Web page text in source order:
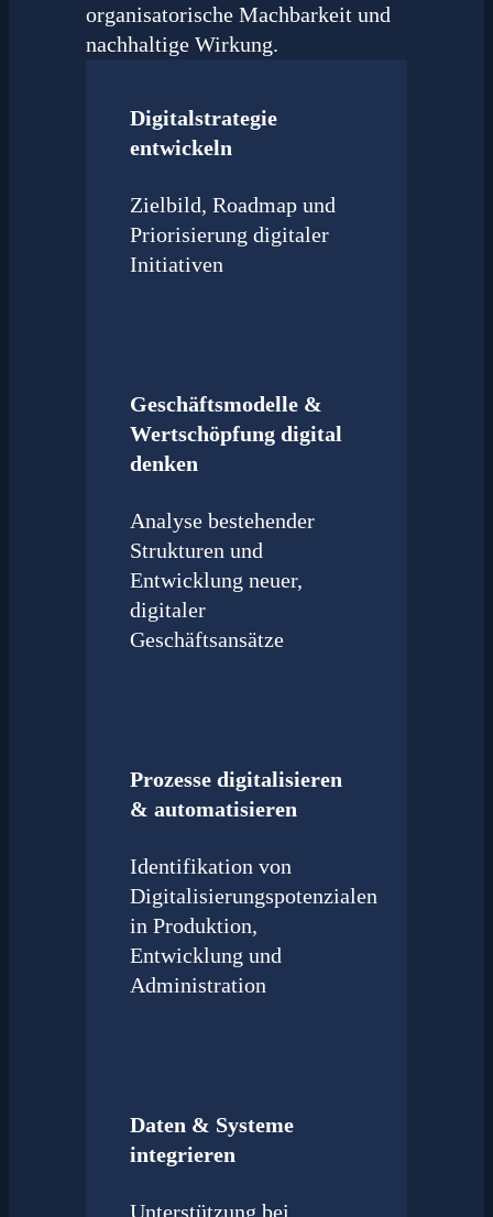
organisatorische Machbarkeit und
nachhaltige Wirkung.
Digitalstrategie
entwickeln
Zielbild, Roadmap und
Priorisierung digitaler
Initiativen
Geschäftsmodelle &
Wertschöpfung digital
denken
Analyse bestehender
Strukturen und
Entwicklung neuer,
digitaler
Geschäftsansätze
Prozesse digitalisieren
& automatisieren
Identifikation von
Digitalisierungspotenzialen
in Produktion,
Entwicklung und
Administration
Daten & Systeme
integrieren
Unterstützung bei